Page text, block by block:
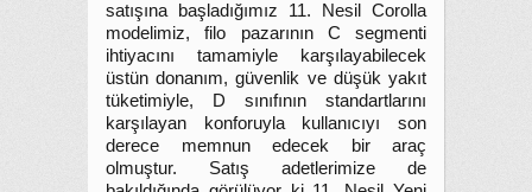
satışına başladığımız 11. Nesil Corolla
modelimiz, filo pazarının C segmenti
ihtiyacını tamamiyle karşılayabilecek
üstün donanım, güvenlik ve düşük yakıt
tüketimiyle, D sınıfının standartlarını
karşılayan konforuyla kullanıcıyı son
derece memnun edecek bir araç
olmuştur. Satış adetlerimize de